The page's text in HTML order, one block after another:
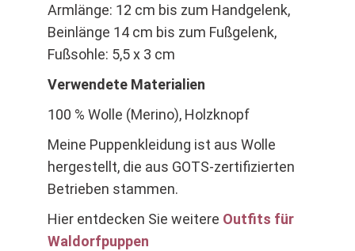
Armlänge: 12 cm bis zum Handgelenk,
Beinlänge 14 cm bis zum Fußgelenk,
Fußsohle: 5,5 x 3 cm
Verwendete Materialien
100 % Wolle (Merino), Holzknopf
Meine Puppenkleidung ist aus Wolle
hergestellt, die aus GOTS-zertifizierten
Betrieben stammen.
Hier entdecken Sie weitere Outfits für
Waldorfpuppen